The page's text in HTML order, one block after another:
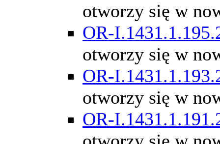
otworzy się w
OR-
otworzy się w
OR-
otworzy się w
OR-